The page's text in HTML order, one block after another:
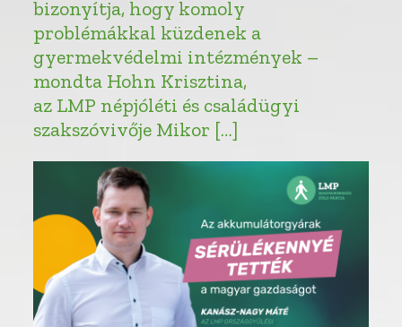
bizonyítja, hogy komoly
problémákkal küzdenek a
gyermekvédelmi intézmények –
mondta Hohn Krisztina,
az LMP népjóléti és családügyi
szakszóvivője Mikor […]